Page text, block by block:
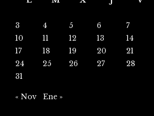
3
4 5 6 7
10
11 12 13 14
17
18 19 20 21
24
25 26 27 28
31
« Nov Ene »